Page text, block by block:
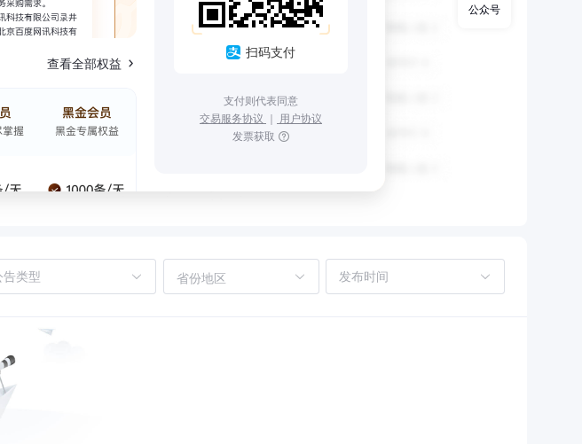
查看全部权益
扫码支付
支付则代表同意
交易服务协议 ｜ 用户协议
发票获取
省份地区
公众号